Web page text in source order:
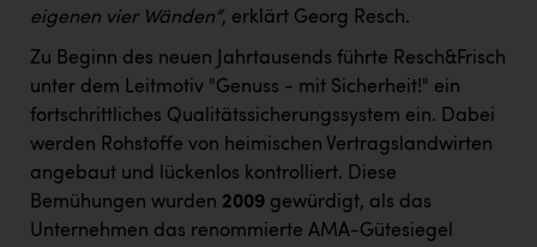
eigenen vier Wänden“, erklärt Georg Resch.
Zu Beginn des neuen Jahrtausends führte Resch&Frisch
unter dem Leitmotiv "Genuss - mit Sicherheit!" ein
fortschrittliches Qualitätssicherungssystem ein. Dabei
werden Rohstoffe von heimischen Vertragslandwirten
angebaut und lückenlos kontrolliert. Diese
Bemühungen wurden 2009 gewürdigt, als das
Unternehmen das renommierte AMA-Gütesiegel